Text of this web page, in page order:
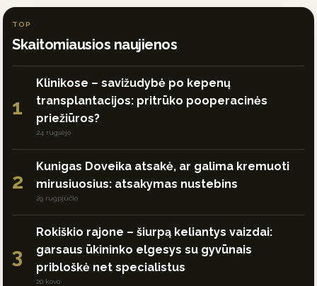
TOP
Skaitomiausios naujienos
1
Klinikose – savižudybė po kepenų
transplantacijos: pritrūko pooperacinės
priežiūros?
24 rugsėjo
2
Kunigas Doveika atsakė, ar galima kremuoti
mirusiuosius: atsakymas nustebins
29 rugpjūčio
3
Rokiškio rajone – šiurpą keliantys vaizdai:
garsaus ūkininko elgesys su gyvūnais
pribloškė net specialistus
20 kovo